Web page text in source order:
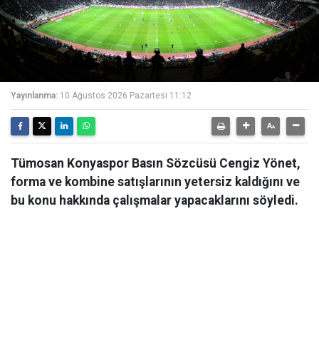
Yayınlanma: 10 Ağustos 2026 Pazartesi 11:12
Tümosan Konyaspor Basın Sözcüsü Cengiz Yönet,
forma ve kombine satışlarının yetersiz kaldığını ve
bu konu hakkında çalışmalar yapacaklarını söyledi.